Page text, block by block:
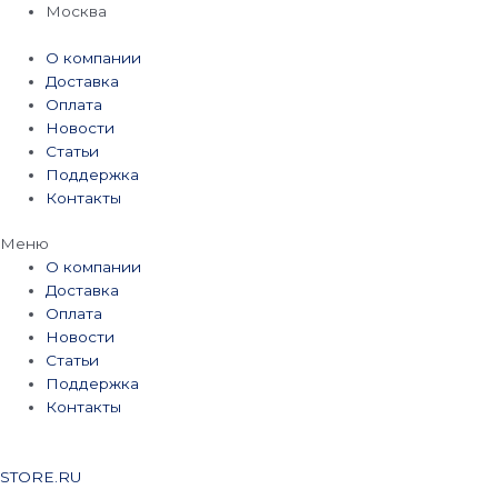
Перейти
содержимому
Москва
О компании
Доставка
Оплата
Новости
Статьи
Поддержка
Контакты
Меню
О компании
Доставка
Оплата
Новости
Статьи
Поддержка
Контакты
STORE.RU